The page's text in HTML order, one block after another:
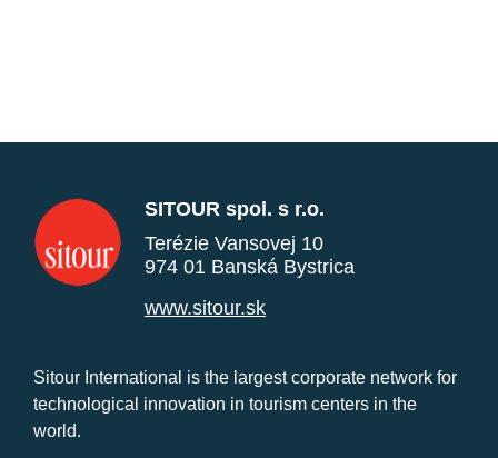
SITOUR spol. s r.o.
Terézie Vansovej 10
974 01 Banská Bystrica
www.sitour.sk
Sitour International is the largest corporate network for
technological innovation in tourism centers in the
world.